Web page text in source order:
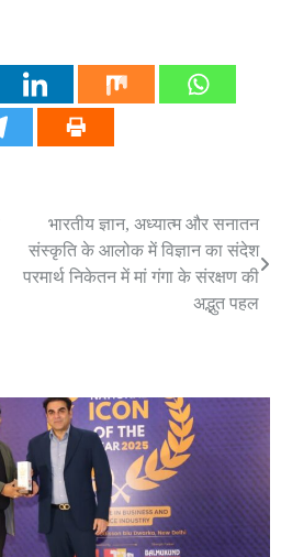
भारतीय ज्ञान, अध्यात्म और सनातन
संस्कृति के आलोक में विज्ञान का संदेश
परमार्थ निकेतन में मां गंगा के संरक्षण की
अद्भुत पहल